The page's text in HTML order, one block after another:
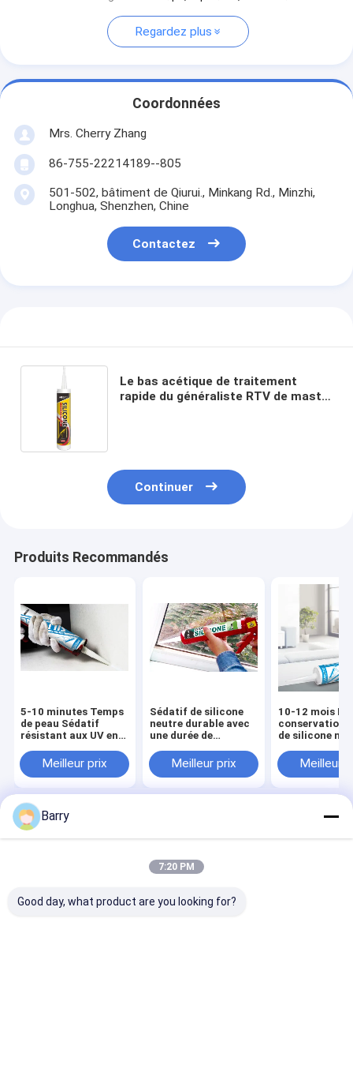
Regardez plus
Coordonnées
Mrs. Cherry Zhang
86-755-22214189--805
501-502, bâtiment de Qiurui., Minkang Rd., Minzhi,
Longhua, Shenzhen, Chine
Contactez
Le bas acétique de traitement
rapide du généraliste RTV de mastic
Continuer
Produits Recommandés
5-10 minutes Temps
de peau Sédatif
résistant aux UV en
à l'eau avec 24
heures de
complète pour une
utilisation en
intérieur et en
extérieur
Meilleur prix
Sédatif de silicone
neutre durable avec
une durée de
12 mois, un
durcissement
et une résistance à la
Meilleur prix
10-12 mois
conservation
de silicone
plastique et à
température
Meilleur
Plan du site
Politique de confidentialité
peinture de jet de tissuUsine De Chine.Copyright © 2026
Aristo Industries Corporation Limited. All Rights Reserved.
Barry
7:20 PM
Good day, what product are you looking for?